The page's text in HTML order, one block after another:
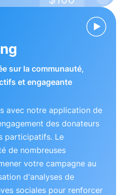
sur la communauté,
et engageante
avec notre application de
des donateurs
participatifs. Le
de nombreuses
votre campagne au
d'analyses de
sociales pour renforcer